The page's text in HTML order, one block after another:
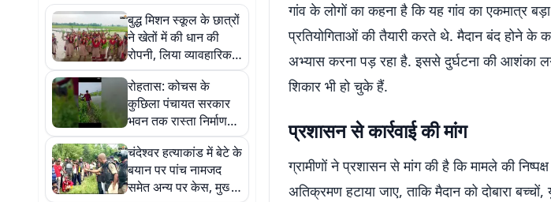
बुद्ध मिशन स्कूल के छात्रों
ने खेतों में की धान की
रोपनी, लिया व्यावहारिक
अनुभव
रोहतास: कोचस के
कुछिला पंचायत सरकार
भवन तक रास्ता निर्माण
नहीं होने से अधिकारियों में
नाराजगी, जांच के निर्देश
चंदेश्वर हत्याकांड में बेटे के
बयान पर पांच नामजद
समेत अन्य पर केस, मुख्य
गांव के लोगों का कहना है कि यह गांव का एकमात्र
प्रतियोगिताओं की तैयारी करते थे. मैदान बंद होने
अभ्यास करना पड़ रहा है. इससे दुर्घटना की आशंका
शिकार भी हो चुके हैं.
प्रशासन से कार्रवाई की मांग
ग्रामीणों ने प्रशासन से मांग की है कि मामले की
अतिक्रमण हटाया जाए, ताकि मैदान को दोबारा